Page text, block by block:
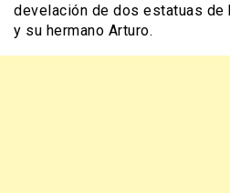
develación de dos estatuas de
y su hermano Arturo.